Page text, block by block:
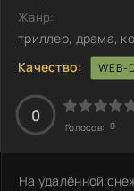
Жанр:
триллер, драма,
Качество:
WEB-
0
Голосов: 0
На удалённой